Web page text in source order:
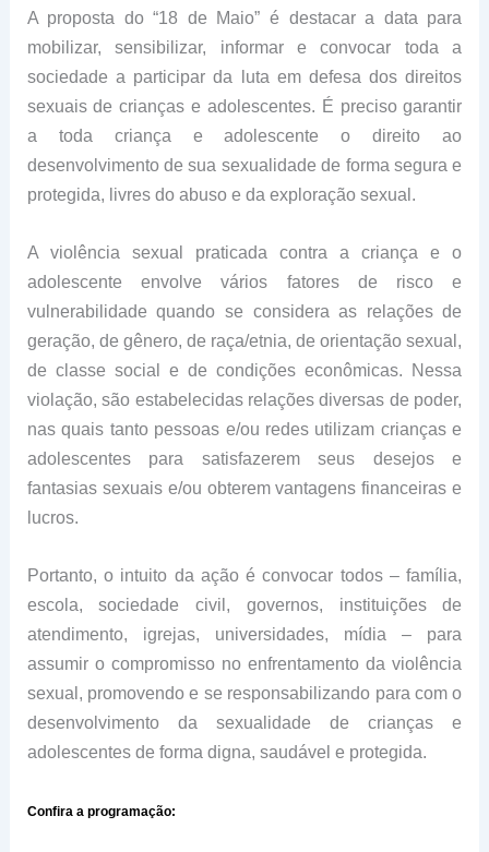
A proposta do “18 de Maio” é destacar a data para
mobilizar, sensibilizar, informar e convocar toda a
sociedade a participar da luta em defesa dos direitos
sexuais de crianças e adolescentes. É preciso garantir
a toda criança e adolescente o direito ao
desenvolvimento de sua sexualidade de forma segura e
protegida, livres do abuso e da exploração sexual.
A violência sexual praticada contra a criança e o
adolescente envolve vários fatores de risco e
vulnerabilidade quando se considera as relações de
geração, de gênero, de raça/etnia, de orientação sexual,
de classe social e de condições econômicas. Nessa
violação, são estabelecidas relações diversas de poder,
nas quais tanto pessoas e/ou redes utilizam crianças e
adolescentes para satisfazerem seus desejos e
fantasias sexuais e/ou obterem vantagens financeiras e
lucros.
Portanto, o intuito da ação é convocar todos – família,
escola, sociedade civil, governos, instituições de
atendimento, igrejas, universidades, mídia – para
assumir o compromisso no enfrentamento da violência
sexual, promovendo e se responsabilizando para com o
desenvolvimento da sexualidade de crianças e
adolescentes de forma digna, saudável e protegida.
Confira a programação: